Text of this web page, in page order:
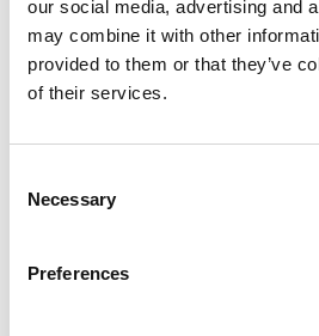
our social media, advertising and
may combine it with other
provided to them or that they’ve
of their services.
Selection
Necessary
Preferences
ressourcenschonender.
„Ich freue mich sehr, dass
für unsere Kunden verfügbar ist“,
Produktmanager bei Esker.
fehleranfällige Eingabe von
konzentrieren können. Esker legt
kontinuierliches Feedback der
Verbesserungsmöglichkeiten, um
größeren Nutzen zu erzielen. Die